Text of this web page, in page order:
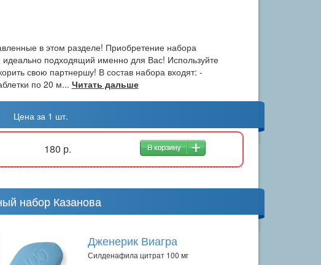
в этом разделе! Приобретение набора
идеально подходящий именно для Вас! Используйте
свою партнершу! В состав набора входят: -
по 20 м... Читать дальше
Цена за 1 шт.
180 р.
набор Казанова
Дженерик Виагра
Силденафила цитрат 100 мг